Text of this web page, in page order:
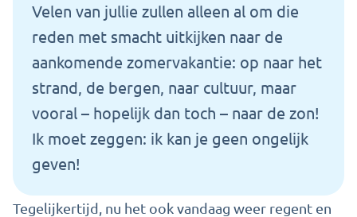
Velen van jullie zullen alleen al om die
reden met smacht uitkijken naar de
aankomende zomervakantie: op naar het
strand, de bergen, naar cultuur, maar
vooral – hopelijk dan toch – naar de zon!
Ik moet zeggen: ik kan je geen ongelijk
geven!
Tegelijkertijd, nu het ook vandaag weer regent en